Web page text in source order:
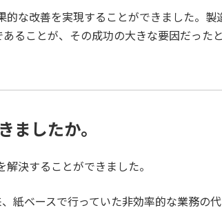
な改善を実現することができました。製
ることが、その成功の大きな要因だった
ましたか。
決することができました。
紙ベースで行っていた非効率的な業務の